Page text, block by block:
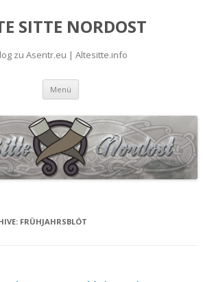
SITTE NORDOST
zu Asentr.eu | Altesitte.info
Menü Springe
Inhalt
FRÜHJAHRSBLÓT